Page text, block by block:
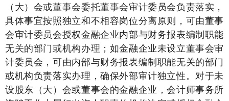
（大）会或董事会委托董事会审计委员会负责落实，
具体事宜按照独立和不相容岗位分离原则，可由董事
会审计委员会授权金融企业内部与财务报表编制职能
无关的部门或机构办理；如金融企业未设立董事会审
计委员会，可由内部与财务报表编制职能无关的部门
或机构负责落实办理，确保外部审计独立性。对于未
设股东（大）会或董事会的金融企业，会计师事务所